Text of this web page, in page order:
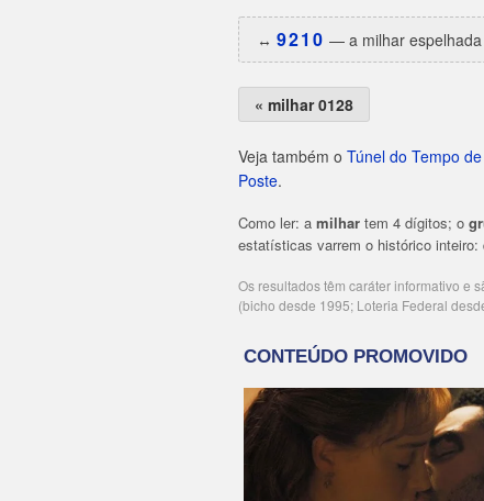
↔️ 9210 — a milhar
« milhar 0128
Veja também o Túnel do Tempo
Poste.
Como ler: a milhar tem 4 dígitos; o
estatísticas varrem o histórico inteiro:
Os resultados têm caráter informativo e
(bicho desde 1995; Loteria Federal
Publicidade